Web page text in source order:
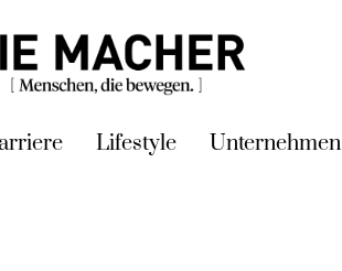
Lifestyle Unternehmen